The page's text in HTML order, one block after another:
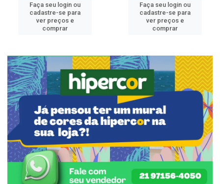
Faça seu login ou
cadastre-se para
ver preços e
comprar
Faça seu login ou
cadastre-se para
ver preços e
comprar